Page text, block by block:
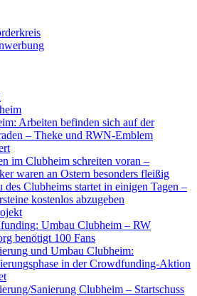
Arbeiten befinden sich auf der
– Theke und RWN-Emblem
im Clubheim schreiten voran –
waren an Ostern besonders fleißig
des Clubheims startet in einigen Tagen –
kostenlos abzugeben
Umbau Clubheim – RW
benötigt 100 Fans
und Umbau Clubheim:
in der Crowdfunding-Aktion
Sanierung Clubheim – Startschuss